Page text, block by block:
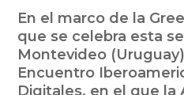
En el marco de la
que se celebra esta
Montevideo
Encuentro
Digitales, en el que la